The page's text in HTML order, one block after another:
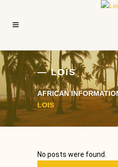
— LOIS
AFRICAN
LOIS
No posts were found.